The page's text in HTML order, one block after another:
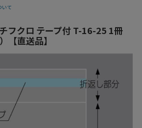
いて
フクロ テープ付 T-16-25 1冊
【直送品】